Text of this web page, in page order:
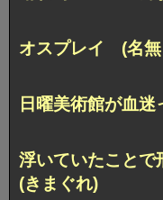
オスプレイ (名無
日曜美術館が血
浮いていたこと
(きまぐれ)